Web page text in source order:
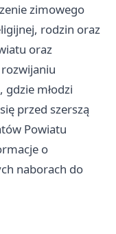
zimowego
rodzin oraz
oraz
młodzi
przed szerszą
Powiatu
o
naborach do